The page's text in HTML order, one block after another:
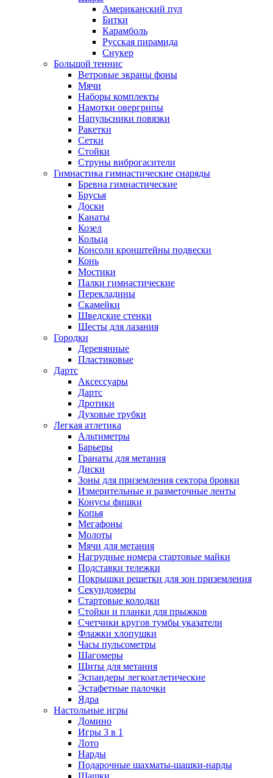
Американский пул
Битки
Карамболь
Русская пирамида
Снукер
Большой теннис
Ветровые экраны фоны
Мячи
Наборы комплекты
Намотки овергрипы
Напульсники повязки
Ракетки
Сетки
Стойки
Струны виброгасители
Гимнастика гимнастические снаряды
Бревна гимнастические
Брусья
Доски
Канаты
Козел
Кольца
Консоли кронштейны подвески
Конь
Мостики
Палки гимнастические
Перекладины
Скамейки
Шведские стенки
Шесты для лазания
Городки
Деревянные
Пластиковые
Дартс
Аксессуары
Дартс
Дротики
Духовые трубки
Легкая атлетика
Альтиметры
Барьеры
Гранаты для метания
Диски
Зоны для приземления сектора бровки
Измерительные и разметочные ленты
Конусы фишки
Копья
Мегафоны
Молоты
Мячи для метания
Нагрудные номера стартовые майки
Подставки тележки
Покрышки решетки для зон приземления
Секундомеры
Стартовые колодки
Стойки и планки для прыжков
Счетчики кругов тумбы указатели
Флажки хлопушки
Часы пульсометры
Шагомеры
Щиты для метания
Эспандеры легкоатлетические
Эстафетные палочки
Ядра
Настольные игры
Домино
Игры 3 в 1
Лото
Нарды
Подарочные шахматы-шашки-нарды
Шашки